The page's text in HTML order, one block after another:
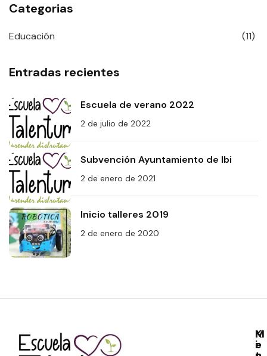
Categorias
Educación (11)
Entradas recientes
Escuela de verano 2022
2 de julio de 2022
Subvención Ayuntamiento de Ibi
2 de enero de 2021
Inicio talleres 2019
2 de enero de 2020
M
e
M
e
K
i